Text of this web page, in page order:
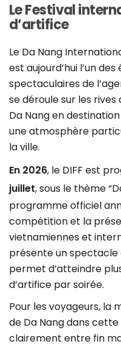
Le Festival
d’artifice
Le Da Nang
est aujourd’hui l’un
spectaculaires de
se déroule sur les
Da Nang en
une atmosphère
la ville.
En 2026, le DIFF est
juillet, sous le thème
programme officiel
compétition et la
vietnamiennes et
présente un spectacle
permet d’atteindre
d’artifice par soirée.
Pour les voyageurs, la
de Da Nang dans
clairement entre fin